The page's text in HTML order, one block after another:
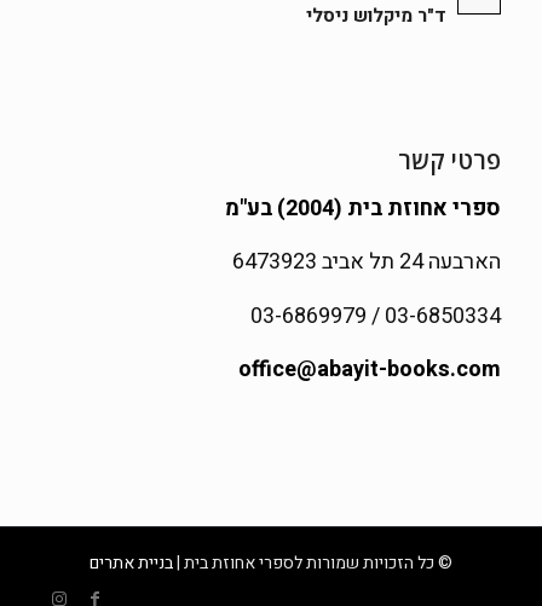
ד"ר מיקלוש ניסלי
פרטי קשר
ספרי אחוזת בית (2004) בע"מ
הארבעה 24 תל אביב 6473923
03-6850334 / 03-6869979
office@abayit-books.com
© כל הזכויות שמורות לספרי אחוזת בית |בניית אתרים